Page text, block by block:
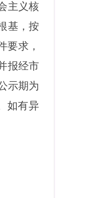
主义核
基 ，按
要求，
报经市
示期为
如有异